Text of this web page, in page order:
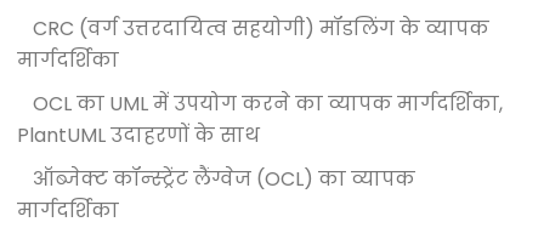
CRC (वर्ग उत्तरदायित्व सहयोगी) मॉडलिंग के व्यापक
मार्गदर्शिका
OCL का UML में उपयोग करने का व्यापक मार्गदर्शिका,
PlantUML उदाहरणों के साथ
ऑब्जेक्ट कॉन्स्ट्रेंट लैंग्वेज (OCL) का व्यापक
मार्गदर्शिका